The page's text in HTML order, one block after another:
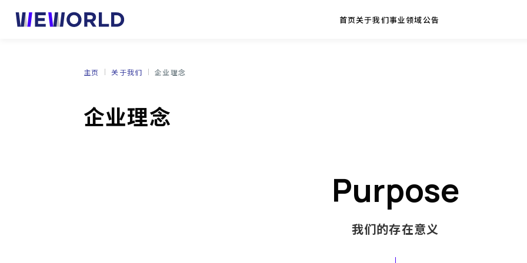
首页关于我们事业领域公告
主页 关于我们 企业理念
企业理念
Purpose
我们的存在意义